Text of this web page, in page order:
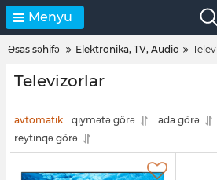
Menyu
Əsas səhifə Elektronika, TV, Audio
Televizorlar
avtomatik qiymətə görə
ada görə
reytinqə görə